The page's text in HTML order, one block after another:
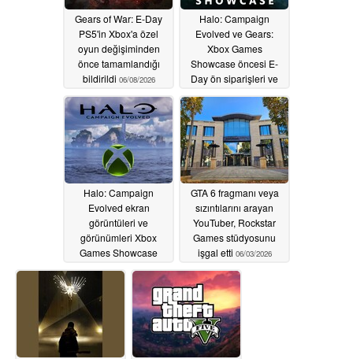
Gears of War: E-Day
PS5'in Xbox'a özel
oyun değişiminden
önce tamamlandığı
bildirildi 06/08/2026
Halo: Campaign
Evolved ve Gears:
Xbox Games
Showcase öncesi E-
Day ön siparişleri ve
06/08/2026
Halo: Campaign
Evolved ekran
görüntüleri ve
görünümleri Xbox
Games Showcase
06/06/2026
GTA 6 fragmanı veya
sızıntılarını arayan
YouTuber, Rockstar
Games stüdyosunu
işgal etti 06/03/2026